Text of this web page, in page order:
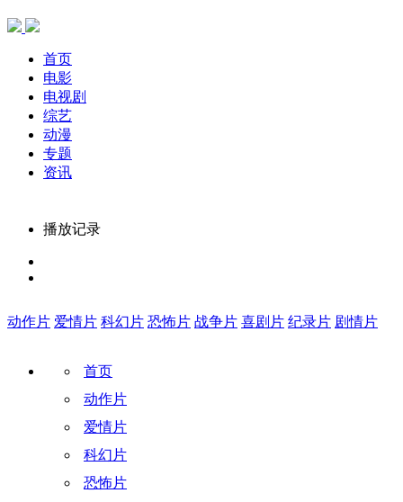
首页
电影
电视剧
综艺
动漫
专题
资讯
播放记录
动作片 爱情片 科幻片 恐怖片 战争片 喜剧片 纪录片 剧情片
首页
动作片
爱情片
科幻片
恐怖片